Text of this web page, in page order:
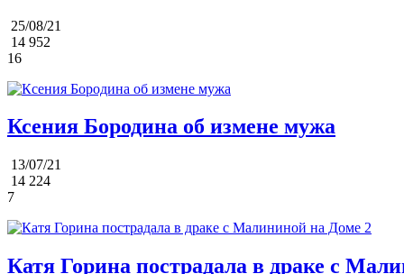
25/08/21
14 952
16
Ксения Бородина об измене мужа
13/07/21
14 224
7
Катя Горина пострадала в драке с